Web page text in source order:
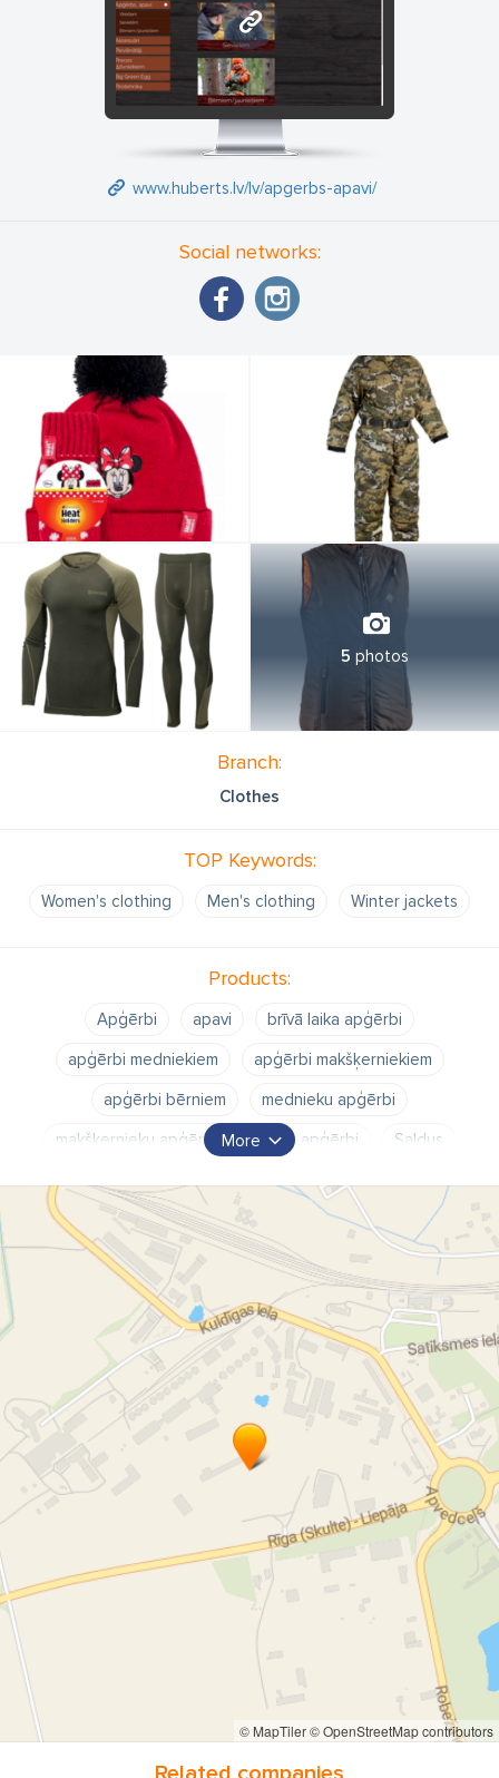
www.huberts.lv/lv/apgerbs-apavi/
Social networks:
5 photos
Branch:
Clothes
TOP Keywords:
Women's clothing Men's clothing Winter jackets
Products:
Apģērbi apavi
brīvā laika apģērbi
apģērbi medniekiem
apģērbi makšķerniekiem
apģērbi bērniem
mednieku apģērbi
makšķernieku apģērbi
bērnu apģērbi
Saldus
More
© MapTiler© OpenStreetMap contributors